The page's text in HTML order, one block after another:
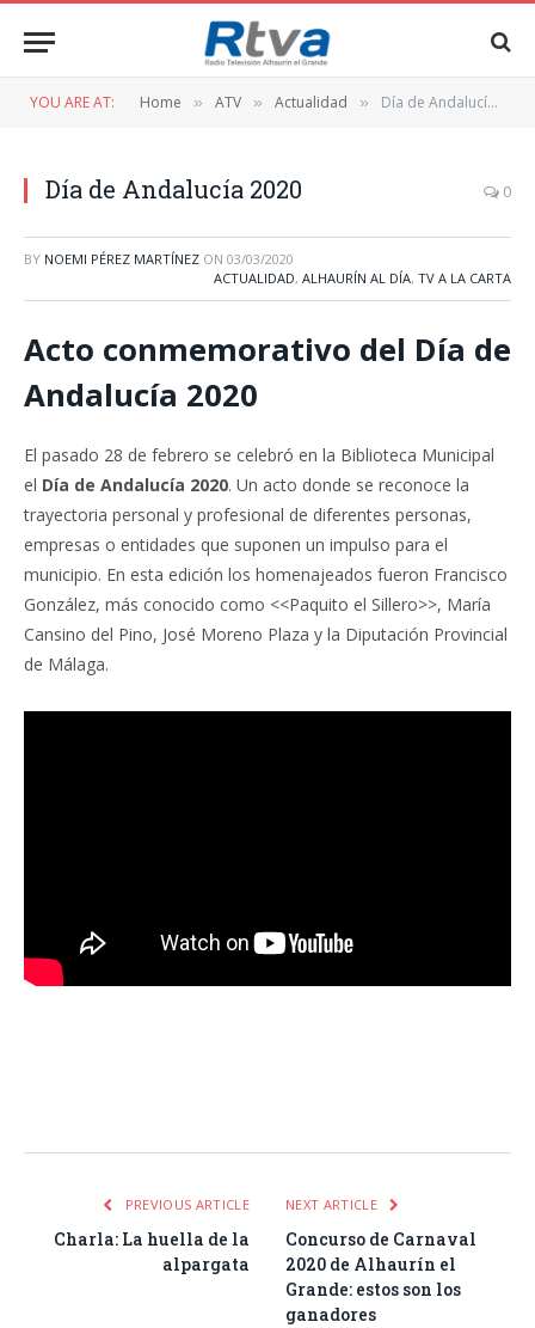
YOU ARE AT: Home » ATV » Actualidad » Día de Andalucía 2020
Día de Andalucía 2020 0
BY NOEMI PÉREZ MARTÍNEZ ON 03/03/2020
ACTUALIDAD, ALHAURÍN AL DÍA, TV A LA CARTA
Acto conmemorativo del Día de
Andalucía 2020
El pasado 28 de febrero se celebró en la Biblioteca Municipal
el Día de Andalucía 2020. Un acto donde se reconoce la
trayectoria personal y profesional de diferentes personas,
empresas o entidades que suponen un impulso para el
municipio. En esta edición los homenajeados fueron Francisco
González, más conocido como <<Paquito el Sillero>>, María
Cansino del Pino, José Moreno Plaza y la Diputación Provincial
de Málaga.
PREVIOUS ARTICLE
Charla: La huella de la
alpargata
NEXT ARTICLE
Concurso de Carnaval
2020 de Alhaurín el
Grande: estos son los
ganadores